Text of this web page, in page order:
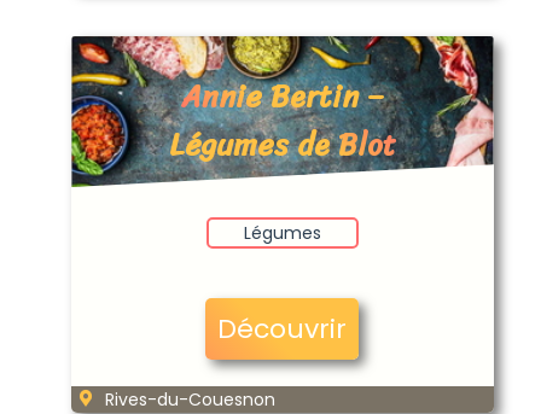
Annie Bertin –
Légumes de Blot
Légumes
Découvrir
Rives-du-Couesnon